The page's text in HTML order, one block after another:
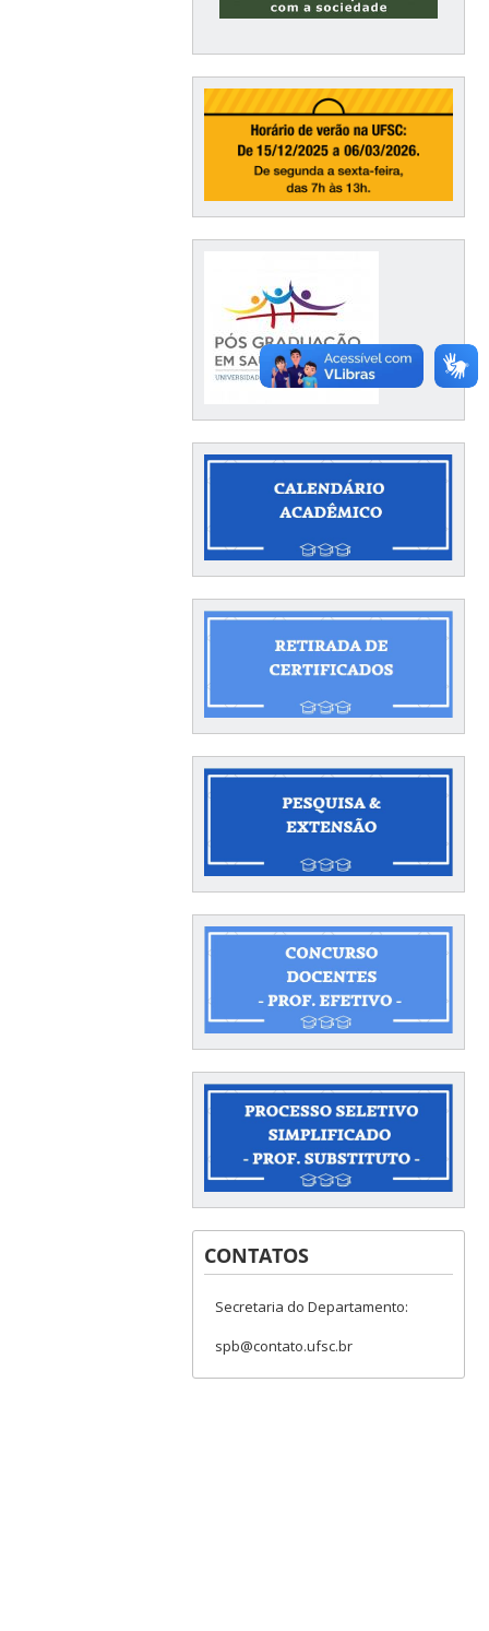
CONTATOS
Secretaria do Departamento:
spb@contato.ufsc.br